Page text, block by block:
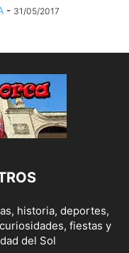
- 31/05/2017
historia, deportes,
fiestas y
del Sol